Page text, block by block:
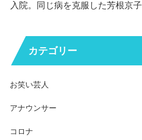
入院。同じ病を克服した芳根京子
カテゴリー
お笑い芸人
アナウンサー
コロナ